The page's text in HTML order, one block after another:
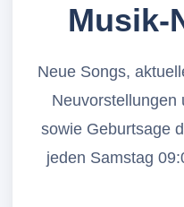
Musik-
Neue Songs,
Neuvorstellungen
sowie Geburtsage
jeden Samstag